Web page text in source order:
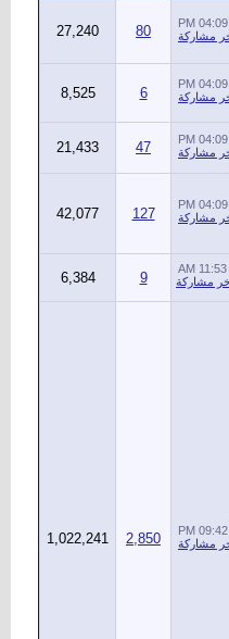
04:09 PM
80
27,240
04:09 PM
6
8,525
04:09 PM
47
21,433
04:09 PM
127
42,077
11:53 AM
9
6,384
09:42 PM
2,850
1,022,241